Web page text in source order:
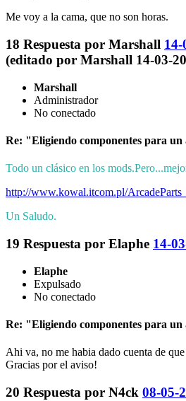
Me voy a la cama, que no son horas.
18 Respuesta por Marshall 14-
(editado por Marshall 14-03-
Marshall
Administrador
No conectado
Re: "Eligiendo componentes para
Todo un clásico en los
http://www.kowal.itcom.pl/
Un Saludo.
19 Respuesta por Elaphe 14-
Elaphe
Expulsado
No conectado
Re: "Eligiendo componentes para
Ahi va, no me habia dado cuenta de
Gracias por el aviso!
20 Respuesta por N4ck 08-05-